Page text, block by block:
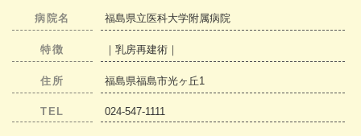
病院名 福島県立医科大学附属病院
特徴 ｜乳房再建術｜
住所 福島県福島市光ヶ丘1
TEL 024-547-1111